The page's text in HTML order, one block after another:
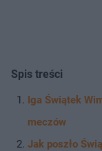
Spis treści
Iga Świątek
meczów
Jak poszło